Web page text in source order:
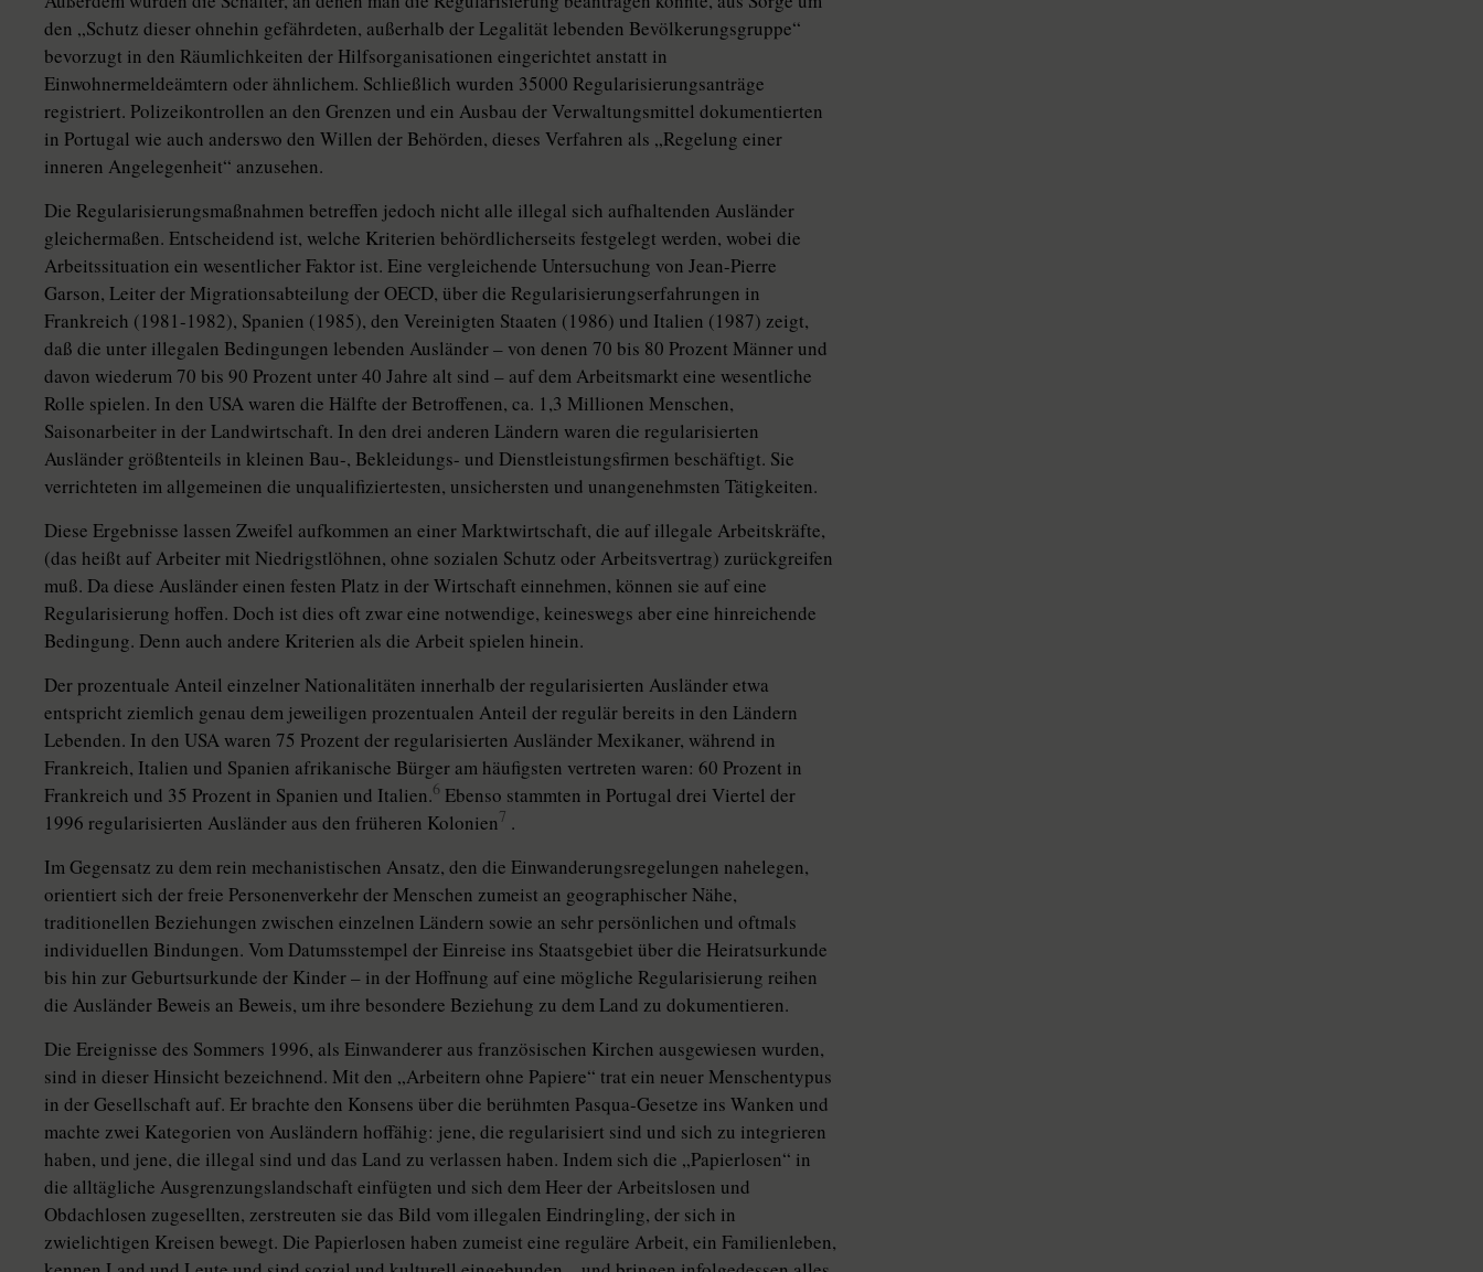
den „Schutz dieser ohnehin gefährdeten, außerhalb der Legalität lebenden Bevölkerungsgruppe“
bevorzugt in den Räumlichkeiten der Hilfsorganisationen eingerichtet anstatt in
Einwohnermeldeämtern oder ähnlichem. Schließlich wurden 35000 Regularisierungsanträge
registriert. Polizeikontrollen an den Grenzen und ein Ausbau der Verwaltungsmittel dokumentierten
in Portugal wie auch anderswo den Willen der Behörden, dieses Verfahren als „Regelung einer
inneren Angelegenheit“ anzusehen.
Die Regularisierungsmaßnahmen betreffen jedoch nicht alle illegal sich aufhaltenden Ausländer
gleichermaßen. Entscheidend ist, welche Kriterien behördlicherseits festgelegt werden, wobei die
Arbeitssituation ein wesentlicher Faktor ist. Eine vergleichende Untersuchung von Jean-Pierre
Garson, Leiter der Migrationsabteilung der OECD, über die Regularisierungserfahrungen in
Frankreich (1981-1982), Spanien (1985), den Vereinigten Staaten (1986) und Italien (1987) zeigt,
daß die unter illegalen Bedingungen lebenden Ausländer – von denen 70 bis 80 Prozent Männer und
davon wiederum 70 bis 90 Prozent unter 40 Jahre alt sind – auf dem Arbeitsmarkt eine wesentliche
Rolle spielen. In den USA waren die Hälfte der Betroffenen, ca. 1,3 Millionen Menschen,
Saisonarbeiter in der Landwirtschaft. In den drei anderen Ländern waren die regularisierten
Ausländer größtenteils in kleinen Bau-, Bekleidungs- und Dienstleistungsfirmen beschäftigt. Sie
verrichteten im allgemeinen die unqualifiziertesten, unsichersten und unangenehmsten Tätigkeiten.
Diese Ergebnisse lassen Zweifel aufkommen an einer Marktwirtschaft, die auf illegale Arbeitskräfte,
(das heißt auf Arbeiter mit Niedrigstlöhnen, ohne sozialen Schutz oder Arbeitsvertrag) zurückgreifen
muß. Da diese Ausländer einen festen Platz in der Wirtschaft einnehmen, können sie auf eine
Regularisierung hoffen. Doch ist dies oft zwar eine notwendige, keineswegs aber eine hinreichende
Bedingung. Denn auch andere Kriterien als die Arbeit spielen hinein.
Der prozentuale Anteil einzelner Nationalitäten innerhalb der regularisierten Ausländer etwa
entspricht ziemlich genau dem jeweiligen prozentualen Anteil der regulär bereits in den Ländern
Lebenden. In den USA waren 75 Prozent der regularisierten Ausländer Mexikaner, während in
Frankreich, Italien und Spanien afrikanische Bürger am häufigsten vertreten waren: 60 Prozent in
Frankreich und 35 Prozent in Spanien und Italien.6 Ebenso stammten in Portugal drei Viertel der
1996 regularisierten Ausländer aus den früheren Kolonien7 .
Im Gegensatz zu dem rein mechanistischen Ansatz, den die Einwanderungsregelungen nahelegen,
orientiert sich der freie Personenverkehr der Menschen zumeist an geographischer Nähe,
traditionellen Beziehungen zwischen einzelnen Ländern sowie an sehr persönlichen und oftmals
individuellen Bindungen. Vom Datumsstempel der Einreise ins Staatsgebiet über die Heiratsurkunde
bis hin zur Geburtsurkunde der Kinder – in der Hoffnung auf eine mögliche Regularisierung reihen
die Ausländer Beweis an Beweis, um ihre besondere Beziehung zu dem Land zu dokumentieren.
Die Ereignisse des Sommers 1996, als Einwanderer aus französischen Kirchen ausgewiesen wurden,
sind in dieser Hinsicht bezeichnend. Mit den „Arbeitern ohne Papiere“ trat ein neuer Menschentypus
in der Gesellschaft auf. Er brachte den Konsens über die berühmten Pasqua-Gesetze ins Wanken und
machte zwei Kategorien von Ausländern hoffähig: jene, die regularisiert sind und sich zu integrieren
haben, und jene, die illegal sind und das Land zu verlassen haben. Indem sich die „Papierlosen“ in
die alltägliche Ausgrenzungslandschaft einfügten und sich dem Heer der Arbeitslosen und
Obdachlosen zugesellten, zerstreuten sie das Bild vom illegalen Eindringling, der sich in
zwielichtigen Kreisen bewegt. Die Papierlosen haben zumeist eine reguläre Arbeit, ein Familienleben,